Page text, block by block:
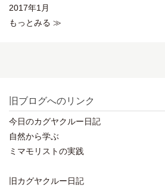
2017年1月
もっとみる ≫
旧ブログへのリンク
今日のカグヤクルー日記
自然から学ぶ
ミマモリストの実践
旧カグヤクルー日記